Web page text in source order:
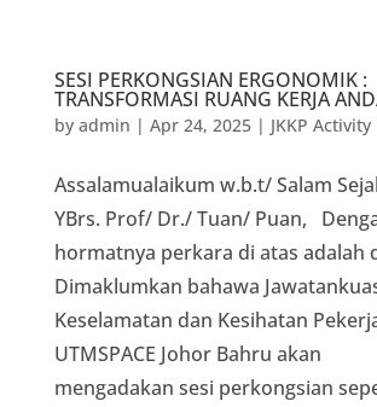
SESI PERKONGSIAN ERGONOMIK :
TRANSFORMASI RUANG KERJA
by admin | Apr 24, 2025| JKKP Activity
Assalamualaikum w.b.t/ Salam
YBrs. Prof/ Dr./ Tuan/ Puan,
hormatnya perkara di atas adalah
Dimaklumkan bahawa
Keselamatan dan Kesihatan
UTMSPACE Johor Bahru akan
mengadakan sesi perkongsian